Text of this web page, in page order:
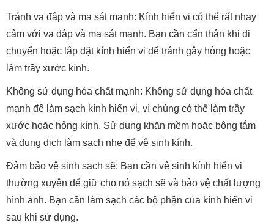
Tránh va đập và ma sát mạnh: Kính hiển vi có thể rất nhạy
cảm với va đập và ma sát mạnh. Bạn cần cẩn thận khi di
chuyển hoặc lắp đặt kính hiển vi để tránh gây hỏng hoặc
làm trầy xước kính.
Không sử dụng hóa chất mạnh: Không sử dụng hóa chất
mạnh để làm sạch kính hiển vi, vì chúng có thể làm trầy
xước hoặc hỏng kính. Sử dụng khăn mềm hoặc bông tắm
và dung dịch làm sạch nhẹ để vệ sinh kính.
Đảm bảo vệ sinh sạch sẽ: Bạn cần vệ sinh kính hiển vi
thường xuyên để giữ cho nó sạch sẽ và bảo vệ chất lượng
hình ảnh. Bạn cần làm sạch các bộ phận của kính hiển vi
sau khi sử dụng.